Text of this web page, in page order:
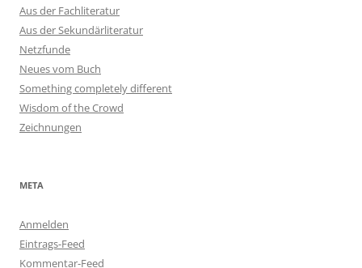
Aus der Fachliteratur
Aus der Sekundärliteratur
Netzfunde
Neues vom Buch
Something completely different
Wisdom of the Crowd
Zeichnungen
META
Anmelden
Eintrags-Feed
Kommentar-Feed